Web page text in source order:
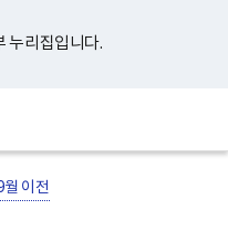
누리집입니다.
검
이전